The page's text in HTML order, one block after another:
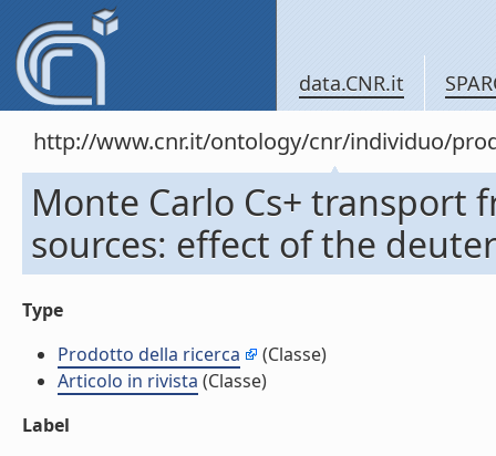
data.CNR.it
http://www.cnr.it/ontology/cnr/individuo/
Monte Carlo Cs+ transport
sources: effect of the
Type
Prodotto della ricerca
(Classe)
Articolo in rivista (Classe)
Label